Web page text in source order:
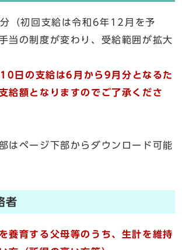
（初回支給は令和6年12月を予
当の制度が変わり、受給範囲が拡大
日の支給は6月から9月分となるた
給額となりますのでご了承くださ
はページ下部からダウンロード可能
者
養育する父母等のうち、生計を維持